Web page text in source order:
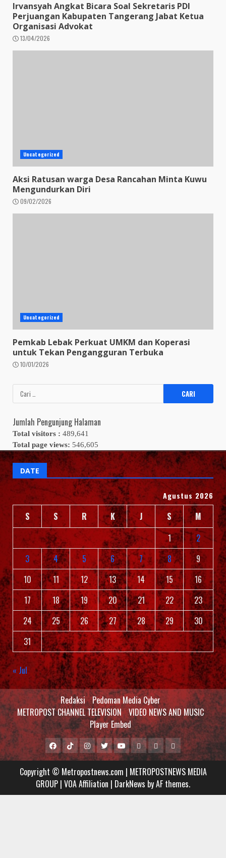
Irvansyah Angkat Bicara Soal Sekretaris PDI
Perjuangan Kabupaten Tangerang Jabat Ketua
Organisasi Advokat
13/04/2026
Uncategorized
Aksi Ratusan warga Desa Rancahan Minta Kuwu
Mengundurkan Diri
09/02/2026
Uncategorized
Pemkab Lebak Perkuat UMKM dan Koperasi
untuk Tekan Pengangguran Terbuka
10/01/2026
Cari
untuk:
Jumlah Pengunjung Halaman
Total visitors : 489,641
Total page views: 546,605
DATE
Agustus 2026
S S R K J S
M
1
2
3
4 5 6 7 8
9
10
11 12 13 14 15
16
17
18 19 20 21 22
23
24
25 26 27 28 29
30
31
« Jul
Redaksi Pedoman Media Cyber
METROPOST CHANNEL TELEVISION VIDEO NEWS AND MUSIC
Player Embed
Facebook
Tiktok
Metropostnews
Media
Group
Instagram
TwitterYoutubeMCTVVIDEO
NEWS
AND
MUSIC
Player
Embed
Copyright © Metropostnews.com | METROPOSTNEWS MEDIA
GROUP | VOA Affiliation | DarkNews by AF themes.